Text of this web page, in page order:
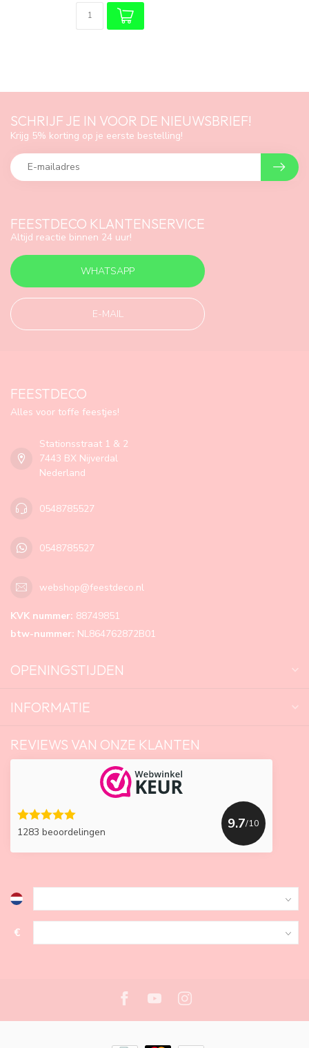
FEESTDECO KLANTENSERVICE
Altijd reactie binnen 24 uur!
WHATSAPP
E-MAIL
SCHRIJF JE IN VOOR DE NIEUWSBRIEF!
Krijg 5% korting op je eerste bestelling!
FEESTDECO
Alles voor toffe feestjes!
Stationsstraat 1 & 2
7443 BX Nijverdal
Nederland
0548785527
0548785527
webshop@feestdeco.nl
KVK nummer: 88749851
btw-nummer: NL864762872B01
OPENINGSTIJDEN
INFORMATIE
REVIEWS VAN ONZE KLANTEN
1283 beoordelingen
9.7/10
€